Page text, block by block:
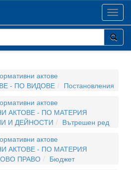
актове
- ПО ВИДОВЕ
Постановления
актове
АКТОВЕ - ПО МАТЕРИЯ
И ДЕЙНОСТИ
Вътрешен ред
актове
АКТОВЕ - ПО МАТЕРИЯ
ПРАВО
Бюджет